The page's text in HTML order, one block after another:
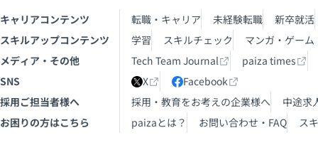
キャリアコンテンツ 転職・キャリア 未経験転職
新卒就活
スキルアップコンテンツ
学習 スキルチェック
マンガ・ゲーム
メディア・その他
Tech Team Journal
paiza times
SNS
X
Facebook
採用ご担当者様へ
採用・教育をお考えの企業様へ
中途求
お困りの方はこちら
paizaとは？ お問い合わせ・FAQ ス